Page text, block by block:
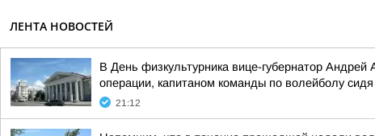
ЛЕНТА НОВОСТЕЙ
В День физкультурника вице-губернатор
операции, капитаном команды по волейболу
21:12